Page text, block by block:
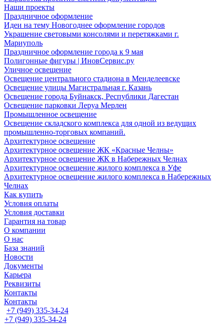
Наши проекты
Праздничное оформление
Идеи на тему Новогоднее оформление городов
Украшение световыми консолями и перетяжками г.
Мариуполь
Праздничное оформление города к 9 мая
Полигонные фигуры | ИновСервис.ру
Уличное освещение
Освещение центрального стадиона в Менделеевске
Освещение улицы Магистральная г. Казань
Освещение города Буйнакск, Республики Дагестан
Освещение парковки Леруа Мерлен
Промышленное освещение
Освещение складского комплекса для одной из ведущих
промышленно-торговых компаний.
Архитектурное освещение
Архитектурное освещение ЖК «Красные Челны»
Архитектурное освещение ЖК в Набережных Челнах
Архитектурное освещение жилого комплекса в Уфе
Архитектурное освещение жилого комплекса в Набережных
Челнах
Как купить
Условия оплаты
Условия доставки
Гарантия на товар
О компании
О нас
База знаний
Новости
Документы
Карьера
Реквизиты
Контакты
Контакты
+7 (949) 335-34-24
+7 (949) 335-34-24